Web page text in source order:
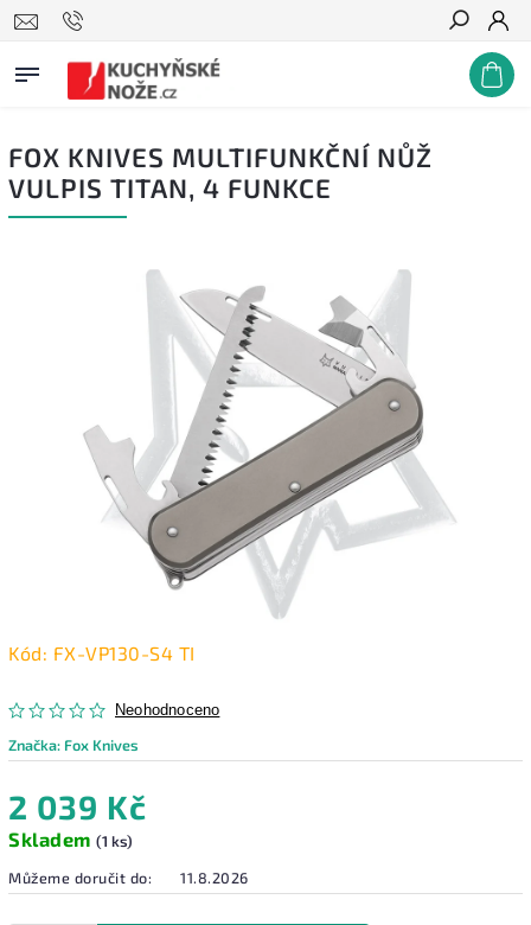
Hledat
FOX KNIVES MULTIFUNKČNÍ NŮŽ
VULPIS TITAN, 4 FUNKCE
Kód: FX-VP130-S4 TI
Neohodnoceno
Značka: Fox Knives
2 039 Kč
Skladem (1 ks)
Můžeme doručit do:
11.8.2026